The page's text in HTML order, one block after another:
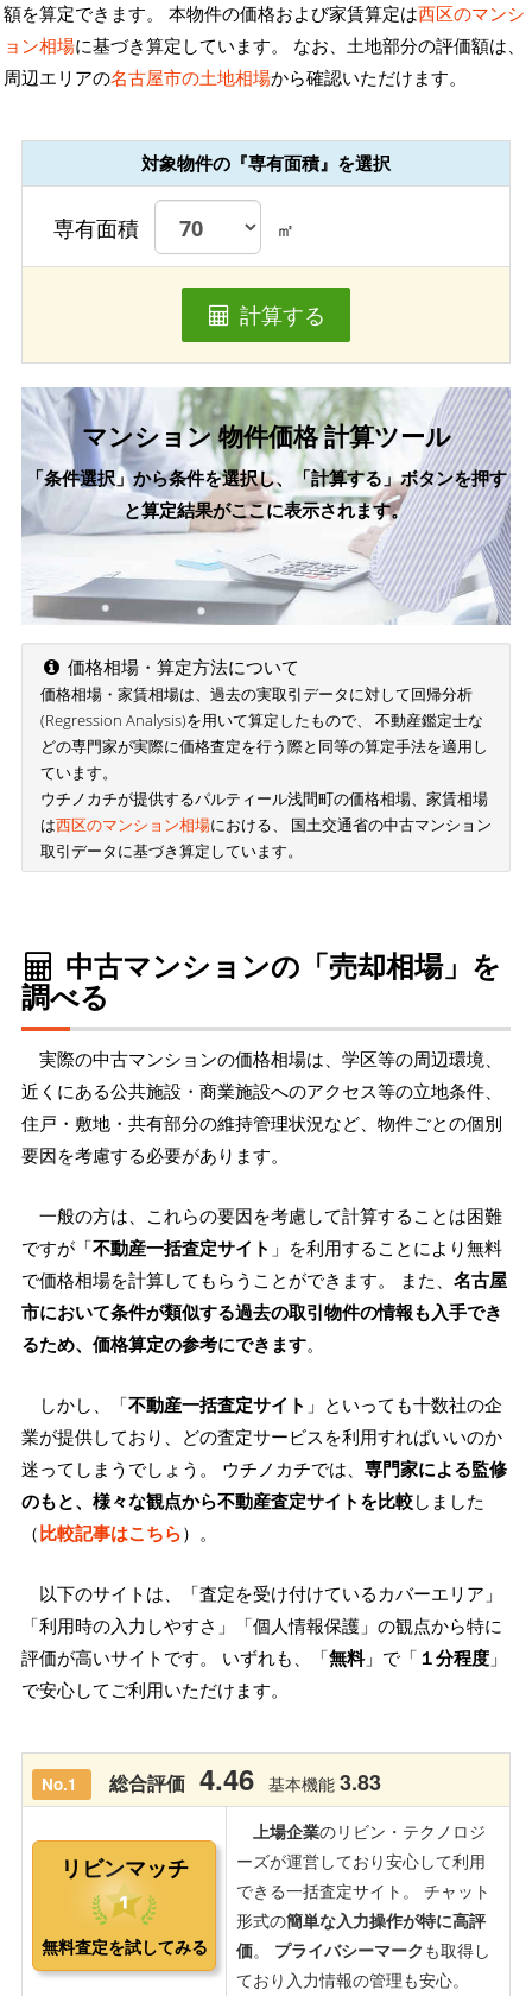
額を算定できます。 本物件の価格および家賃算定は西区のマンシ
ョン相場に基づき算定しています。 なお、土地部分の評価額は、
周辺エリアの名古屋市の土地相場から確認いただけます。
対象物件の『専有面積』を選択
専有面積 ㎡
計算する
マンション 物件価格 計算ツール
「条件選択」から条件を選択し、「計算する」ボタンを押す
と算定結果がここに表示されます。
価格相場・算定方法について
価格相場・家賃相場は、過去の実取引データに対して回帰分析
(Regression Analysis)を用いて算定したもので、 不動産鑑定士な
どの専門家が実際に価格査定を行う際と同等の算定手法を適用し
ています。
ウチノカチが提供するパルティール浅間町の価格相場、家賃相場
は西区のマンション相場における、 国土交通省の中古マンション
取引データに基づき算定しています。
中古マンションの「売却相場」を
調べる
実際の中古マンションの価格相場は、学区等の周辺環境、
近くにある公共施設・商業施設へのアクセス等の立地条件、
住戸・敷地・共有部分の維持管理状況など、物件ごとの個別
要因を考慮する必要があります。
一般の方は、これらの要因を考慮して計算することは困難
ですが「不動産一括査定サイト 」を利用することにより無料
で価格相場を計算してもらうことができます。 また、 名古屋
市において条件が類似する過去の取引物件の情報も入手でき
るため、価格算定の参考にできます。
しかし、「不動産一括査定サイト 」といっても十数社の企
業が提供しており、どの査定サービスを利用すればいいのか
迷ってしまうでしょう。 ウチノカチでは、 専門家による監修
のもと、様々な観点から不動産査定サイトを比較しました
（比較記事はこちら）。
以下のサイトは、「査定を受け付けているカバーエリア」
「利用時の入力しやすさ」「個人情報保護」の観点から特に
評価が高いサイトです。 いずれも、「無料」で「 １分程度 」
で安心してご利用いただけます。